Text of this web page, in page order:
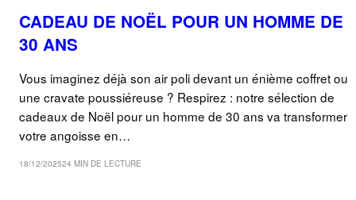
CADEAU DE NOËL POUR UN HOMME DE
30 ANS
Vous imaginez déjà son air poli devant un énième coffret ou
une cravate poussiéreuse ? Respirez : notre sélection de
cadeaux de Noël pour un homme de 30 ans va transformer
votre angoisse en…
18/12/202524 MIN DE LECTURE